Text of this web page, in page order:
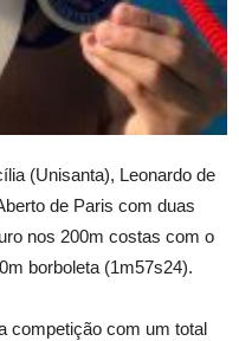
(Unisanta), Leonardo de
de Paris com duas
nos 200m costas com o
borboleta (1m57s24).
competição com um total